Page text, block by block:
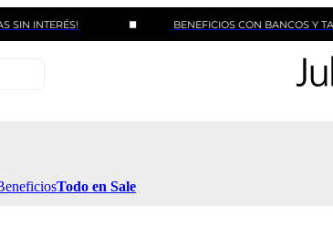
BENEFICIOS CON BANCOS Y TARJETAS
Todo en Sale